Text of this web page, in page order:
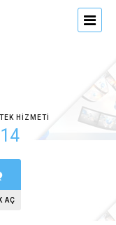
HIZMETI
AÇ